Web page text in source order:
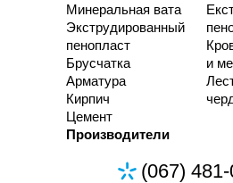
Минеральная вата
Экструдированный
пенопласт
Брусчатка
Арматура
Кирпич
Цемент
и
Производители
(067)